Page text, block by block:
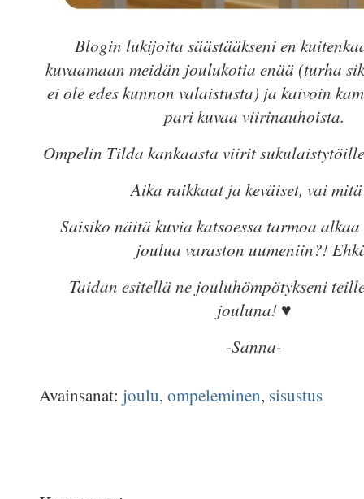
Blogin lukijoita säästääkseni en
kuvaamaan meidän joulukotia enää (turha
ei ole edes kunnon valaistusta) ja kaivoin
pari kuvaa viirinauhoista.
Ompelin Tilda kankaasta viirit
Aika raikkaat ja keväiset, vai
Saisiko näitä kuvia katsoessa tarmoa
joulua varaston uumeniin?!
Taidan esitellä ne jouluhömpötykseni
jouluna! ♥
-Sanna-
Avainsanat: joulu, ompeleminen, sisustus